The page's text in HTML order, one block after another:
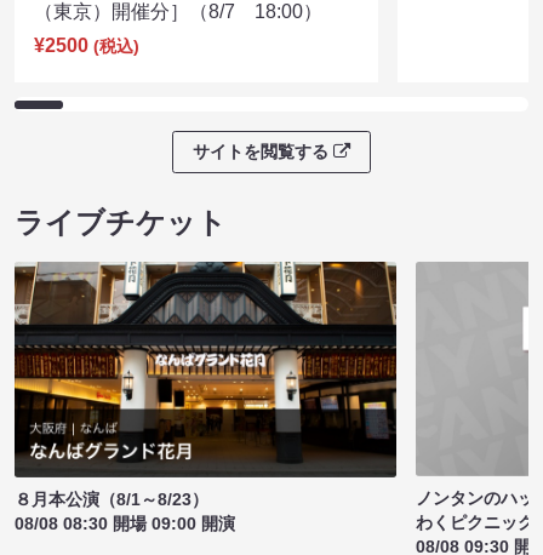
（東京）開催分］（8/7 18:00）
¥2500 (税込)
サイトを閲覧する
ライブチケット
８月本公演（8/1～8/23）
08/08 08:30 開場 09:00 開演
ノンタンのハッ
わくピクニック
08/08 09:30 開